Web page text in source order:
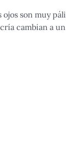
ojos son muy
cambian a